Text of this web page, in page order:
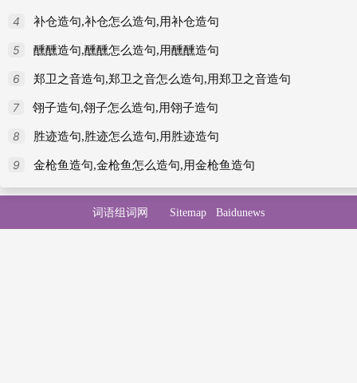
4 补仓造句,补仓怎么造句,用补仓造句
5 醺醺造句,醺醺怎么造句,用醺醺造句
6 郑卫之音造句,郑卫之音怎么造句,用郑卫之音造句
7 翎子造句,翎子怎么造句,用翎子造句
8 胜迹造句,胜迹怎么造句,用胜迹造句
9 金枪鱼造句,金枪鱼怎么造句,用金枪鱼造句
词语组词网 Sitemap Baidunews